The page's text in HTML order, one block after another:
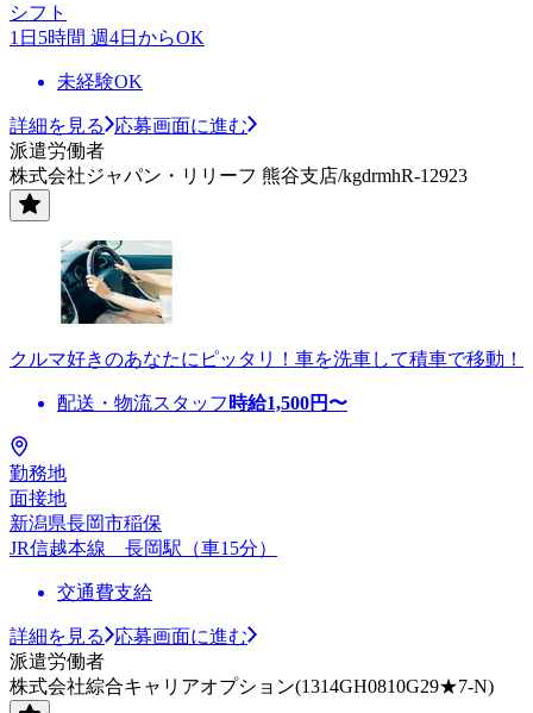
シフト
1日5時間 週4日からOK
未経験OK
詳細を見る
応募画面に進む
派遣労働者
株式会社ジャパン・リリーフ 熊谷支店/kgdrmhR-12923
クルマ好きのあなたにピッタリ！車を洗車して積車で移動！
配送・物流スタッフ 時給1,500円〜
勤務地
面接地
新潟県長岡市稲保
JR信越本線 長岡駅（車15分）
交通費支給
詳細を見る
応募画面に進む
派遣労働者
株式会社綜合キャリアオプション(1314GH0810G29★7-N)